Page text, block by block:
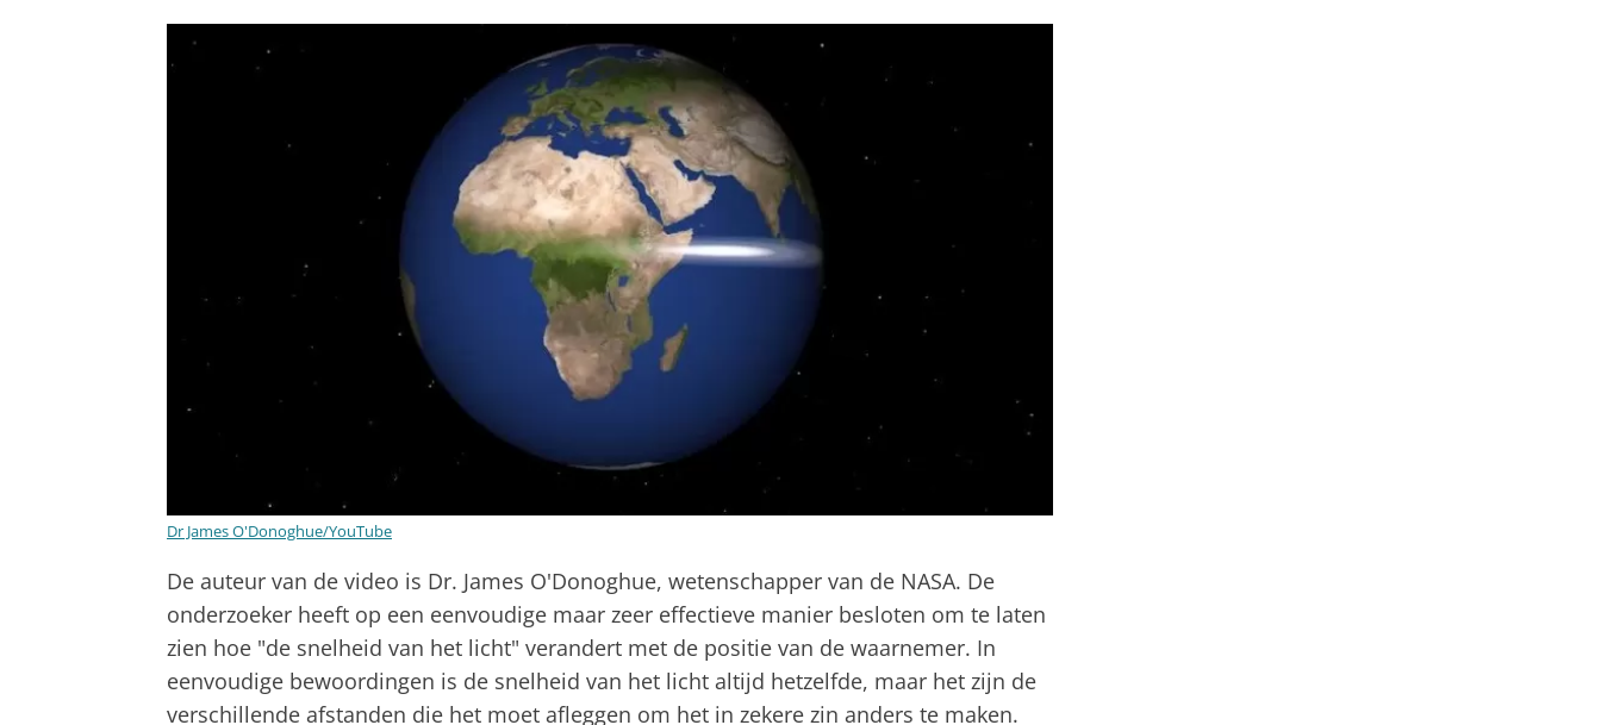
Dr James O'Donoghue/YouTube
De auteur van de video is Dr. James O'Donoghue, wetenschapper van de NASA. De
onderzoeker heeft op een eenvoudige maar zeer effectieve manier besloten om te laten
zien hoe "de snelheid van het licht" verandert met de positie van de waarnemer. In
eenvoudige bewoordingen is de snelheid van het licht altijd hetzelfde, maar het zijn de
verschillende afstanden die het moet afleggen om het in zekere zin anders te maken.